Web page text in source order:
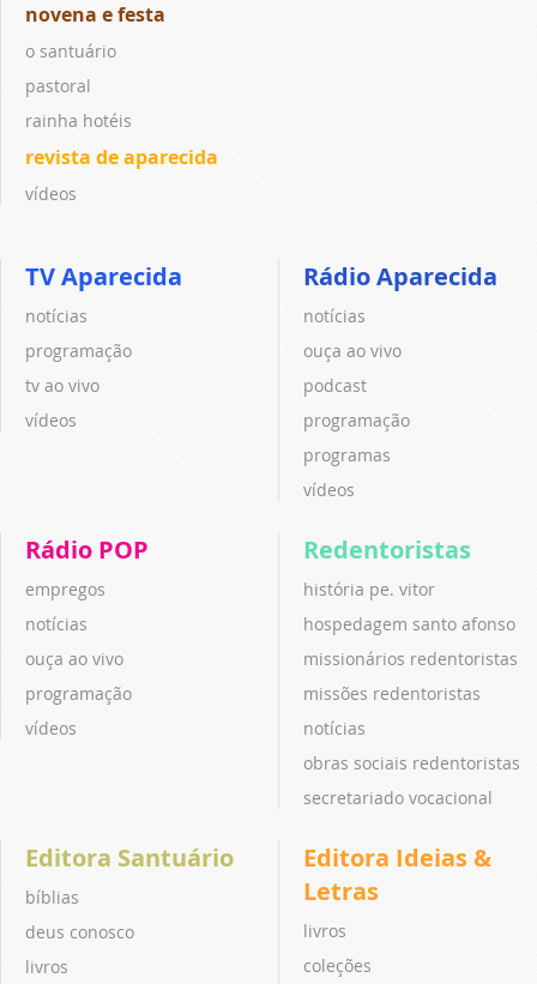
novena e festa
o santuário
pastoral
rainha hotéis
revista de aparecida
vídeos
TV Aparecida
notícias
programação
tv ao vivo
vídeos
Rádio Aparecida
notícias
ouça ao vivo
podcast
programação
programas
vídeos
Rádio POP
empregos
notícias
ouça ao vivo
programação
vídeos
Redentoristas
história pe. vitor
hospedagem santo afonso
missionários redentoristas
missões redentoristas
notícias
obras sociais redentoristas
secretariado vocacional
Editora Santuário
bíblias
deus conosco
livros
Editora Ideias &
Letras
livros
coleções